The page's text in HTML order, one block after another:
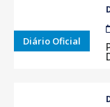
Diário Oficial